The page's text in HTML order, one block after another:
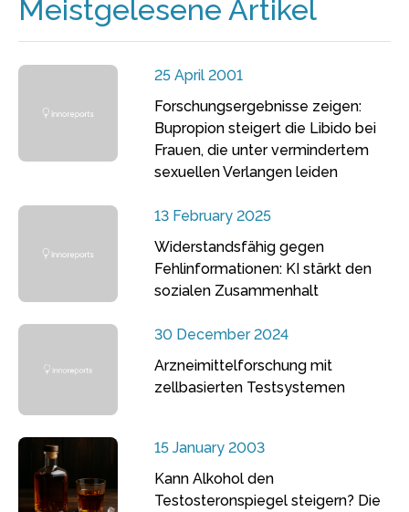
Meistgelesene Artikel
25 April 2001
Forschungsergebnisse zeigen:
Bupropion steigert die Libido bei
Frauen, die unter vermindertem
sexuellen Verlangen leiden
13 February 2025
Widerstandsfähig gegen
Fehlinformationen: KI stärkt den
sozialen Zusammenhalt
30 December 2024
Arzneimittelforschung mit
zellbasierten Testsystemen
15 January 2003
Kann Alkohol den
Testosteronspiegel steigern? Die